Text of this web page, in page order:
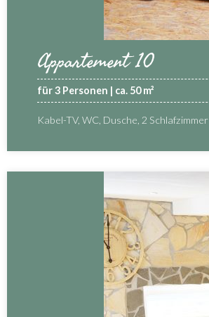
Appartement 10
für 3 Personen | ca. 50 m²
Kabel-TV, WC, Dusche, 2 Schlafzimmer